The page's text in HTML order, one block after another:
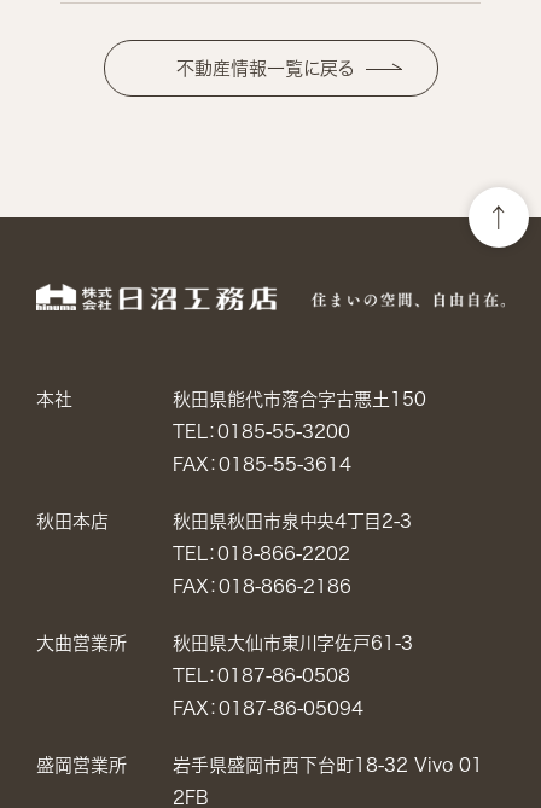
不動産情報一覧に戻る
本社
秋田県能代市落合字古悪土150
TEL：0185-55-3200
FAX：0185-55-3614
秋田本店
秋田県秋田市泉中央4丁目2-3
TEL：018-866-2202
FAX：018-866-2186
大曲営業所
秋田県大仙市東川字佐戸61-3
TEL：0187-86-0508
FAX：0187-86-05094
盛岡営業所
岩手県盛岡市西下台町18-32 Vivo 01
2FB